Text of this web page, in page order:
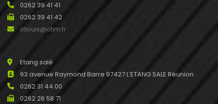
0262 39 41 41
0262 39 41 42
stlouis@ofim.fr
Etang salé
93 avenue Raymond Barre 97427 L’ETANG SALE Réunion
0262 31 44 00
0262 26 58 71